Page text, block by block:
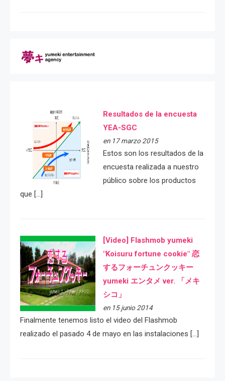
Resultados de la encuesta
YEA-SGC
en 17 marzo 2015
Estos son los resultados de la
encuesta realizada a nuestro
público sobre los productos
que […]
[Video] Flashmob yumeki
"Koisuru fortune cookie" 恋
するフォーチュンクッキー
yumeki エンタメ ver. 「メキ
シコ」
en 15 junio 2014
Finalmente tenemos listo el video del Flashmob
realizado el pasado 4 de mayo en las instalaciones […]